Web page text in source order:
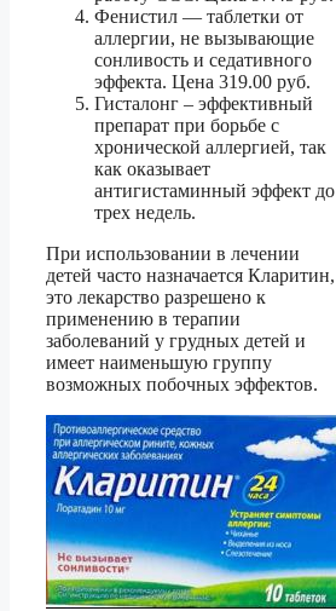
Фенистил — таблетки от
аллергии, не вызывающие
сонливость и седативного
эффекта. Цена 319.00 руб.
Гисталонг – эффективный
препарат при борьбе с
хронической аллергией, так
как оказывает
антигистаминный эффект до
трех недель.
При использовании в лечении
детей часто назначается Кларитин,
это лекарство разрешено к
применению в терапии
заболеваний у грудных детей и
имеет наименьшую группу
возможных побочных эффектов.